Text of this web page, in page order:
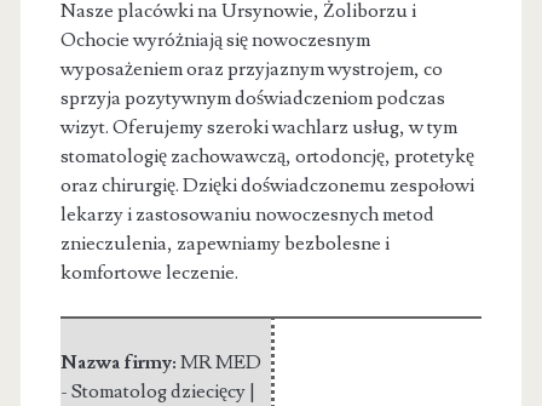
Nasze placówki na Ursynowie, Żoliborzu i
Ochocie wyróżniają się nowoczesnym
wyposażeniem oraz przyjaznym wystrojem, co
sprzyja pozytywnym doświadczeniom podczas
wizyt. Oferujemy szeroki wachlarz usług, w tym
stomatologię zachowawczą, ortodoncję, protetykę
oraz chirurgię. Dzięki doświadczonemu zespołowi
lekarzy i zastosowaniu nowoczesnych metod
znieczulenia, zapewniamy bezbolesne i
komfortowe leczenie.
Nazwa firmy: MR MED
- Stomatolog dziecięcy |